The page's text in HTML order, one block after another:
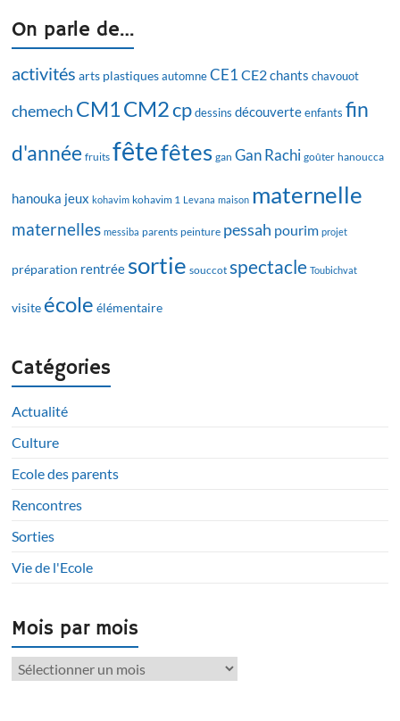
On parle de…
activités arts plastiques automne CE1 CE2chants chavouot
chemech CM1CM2cp dessins découverte enfants fin
d'année fruits fêtefêtes gan Gan Rachi goûter hanoucca
hanouka jeux kohavim kohavim 1 Levana maison maternelle
maternelles messiba parents peinture pessah pourim projet
préparation rentrée sortie souccot spectacle Toubichvat
visite école élémentaire
Catégories
Actualité
Culture
Ecole des parents
Rencontres
Sorties
Vie de l'Ecole
Mois par mois
Mois